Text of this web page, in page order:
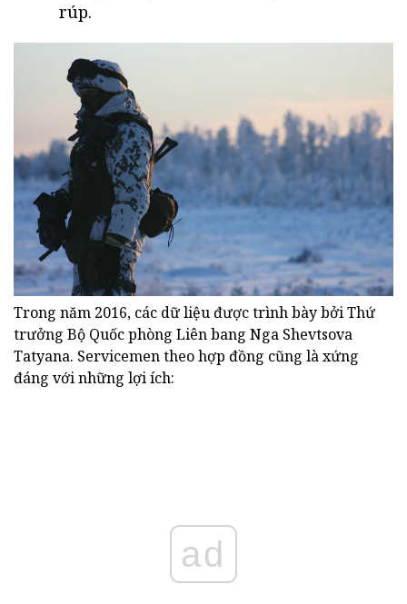
rúp.
Trong năm 2016, các dữ liệu được trình bày bởi Thứ
trưởng Bộ Quốc phòng Liên bang Nga Shevtsova
Tatyana. Servicemen theo hợp đồng cũng là xứng
đáng với những lợi ích:
ad